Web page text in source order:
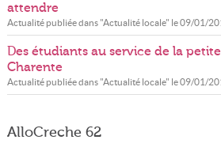
attendre
Actualité publiée dans "Actualité locale" le09/01/
Des étudiants au service de la
Charente
Actualité publiée dans "Actualité locale" le09/01/
AlloCreche 62